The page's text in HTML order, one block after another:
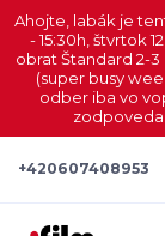
Ahojte, labák je
- 15:30h, štvrtok
obrat Štandard 2-
(super busy
odber iba vo
+420607408953